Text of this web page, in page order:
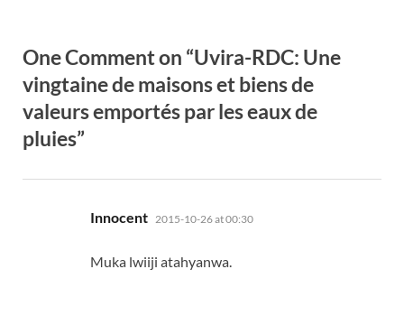
One Comment on “Uvira-RDC: Une
vingtaine de maisons et biens de
valeurs emportés par les eaux de
pluies”
Innocent says:
2015-10-26 at 00:30
Muka lwiiji atahyanwa.